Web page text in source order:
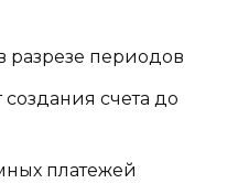
разрезе периодов
счета до
платежей